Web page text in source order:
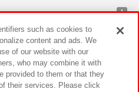
such as cookies to
content and ads. We
of our website with our
who may combine it with
provided to them or that they
their services. Please click